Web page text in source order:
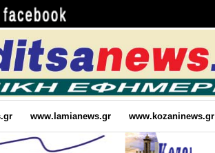
www.lamianews.gr www.kozaninews.gr